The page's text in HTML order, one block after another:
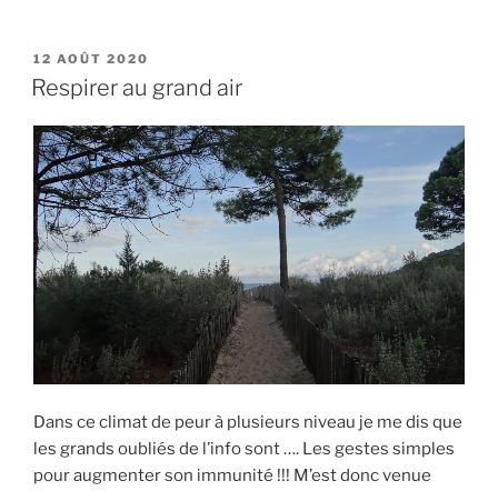
PUBLIÉ
LE
12 AOÛT 2020
Respirer au grand air
Dans ce climat de peur à plusieurs niveau je me dis que
les grands oubliés de l’info sont …. Les gestes simples
pour augmenter son immunité !!! M’est donc venue